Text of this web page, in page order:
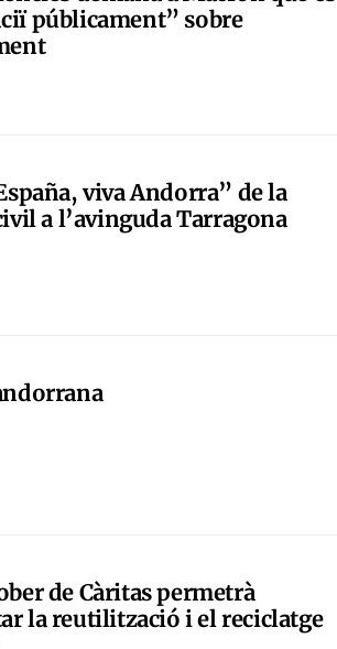
públicament” sobre
viva Andorra” de la
a l’avinguda Tarragona
de Càritas permetrà
la reutilització i el reciclatge